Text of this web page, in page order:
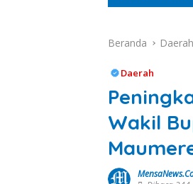
Beranda Daerah
Daerah
Wakil